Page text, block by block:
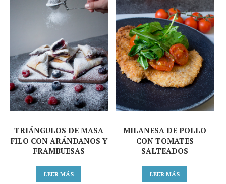
TRIÁNGULOS DE MASA
FILO CON ARÁNDANOS Y
FRAMBUESAS
LEER MÁS
MILANESA DE POLLO
CON TOMATES
SALTEADOS
LEER MÁS